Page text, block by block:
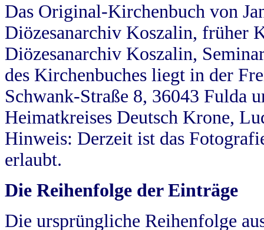
Das Original-Kirchenbuch von
Diözesanarchiv Koszalin, früher
Diözesanarchiv Koszalin,
des Kirchenbuches liegt in der
Schwank-Straße 8, 36043 Fulda
Heimatkreises Deutsch Krone,
Hinweis: Derzeit ist das
erlaubt.
Die Reihenfolge der Einträge
Die ursprüngliche Reihenfolge